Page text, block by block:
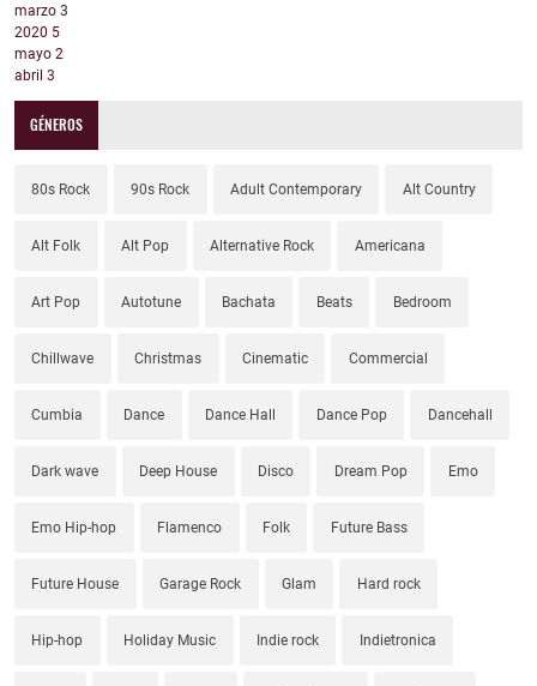
marzo 3
2020 5
mayo 2
abril 3
GÉNEROS
80s Rock 90s Rock Adult Contemporary Alt Country
Alt Folk Alt Pop Alternative Rock Americana
Art Pop Autotune Bachata Beats Bedroom
Chillwave Christmas Cinematic Commercial
Cumbia Dance Dance Hall Dance Pop Dancehall
Dark wave Deep House Disco Dream Pop Emo
Emo Hip-hop Flamenco Folk Future Bass
Future House Garage Rock Glam Hard rock
Hip-hop Holiday Music Indie rock Indietronica